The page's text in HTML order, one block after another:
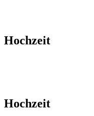
Hochzeit
Hochzeit